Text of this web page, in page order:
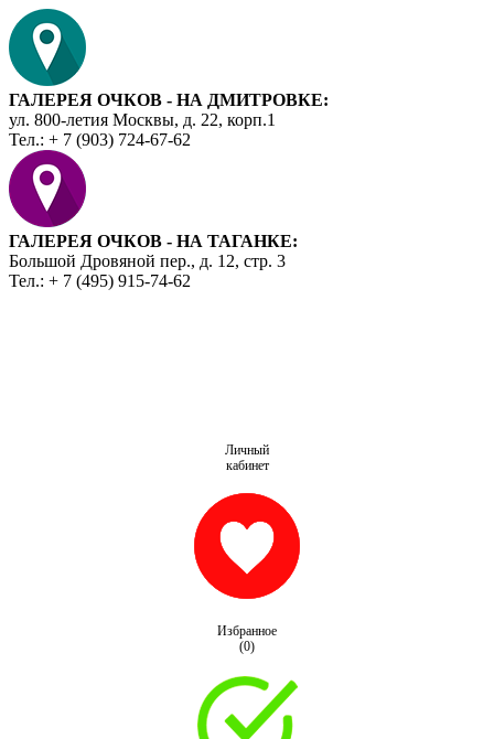
ГАЛЕРЕЯ ОЧКОВ - НА ДМИТРОВКЕ:
ул. 800-летия Москвы, д. 22, корп.1
Тел.: + 7 (903) 724-67-62
ГАЛЕРЕЯ ОЧКОВ - НА ТАГАНКЕ:
Большой Дровяной пер., д. 12, стр. 3
Тел.: + 7 (495) 915-74-62
Личный
кабинет
Избранное
(0)